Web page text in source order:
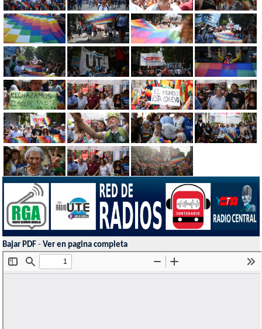
Bajar PDF -Ver en pagina completa